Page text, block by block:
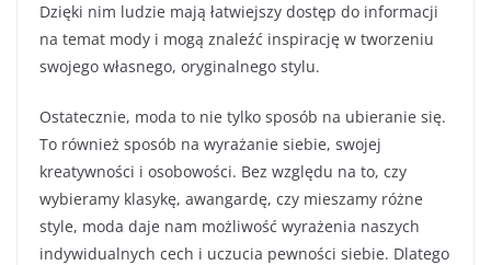
Dzięki nim ludzie mają łatwiejszy dostęp do informacji
na temat mody i mogą znaleźć inspirację w tworzeniu
swojego własnego, oryginalnego stylu.
Ostatecznie, moda to nie tylko sposób na ubieranie się.
To również sposób na wyrażanie siebie, swojej
kreatywności i osobowości. Bez względu na to, czy
wybieramy klasykę, awangardę, czy mieszamy różne
style, moda daje nam możliwość wyrażenia naszych
indywidualnych cech i uczucia pewności siebie. Dlatego